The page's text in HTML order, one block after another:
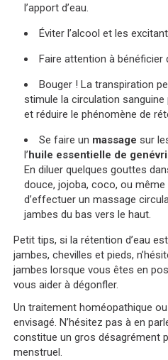
l’apport d’eau.
Éviter l’alcool et les
Faire attention à bénéficier
Bouger ! La transpiration
stimule la circulation
et réduire le phénomène de
Se faire un massage sur
l’huile essentielle de
En diluer quelques gouttes
douce, jojoba, coco, ou même
d’effectuer un massage
jambes du bas vers le haut.
Petit tips, si la rétention d’eau
jambes, chevilles et pieds,
jambes lorsque vous êtes en
vous aider à dégonfler.
Un traitement homéopathique
envisagé. N’hésitez pas à en
constitue un gros désagrément
menstruel.